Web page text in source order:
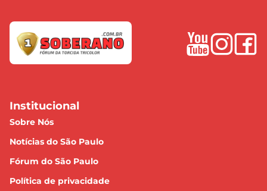
Institucional
Sobre Nós
Notícias do São Paulo
Fórum do São Paulo
Política de privacidade